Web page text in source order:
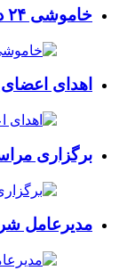
خاموشی ۲۴ دستگاه ماینر فاقد مجوز در لامرد
اهدای
برگزاری
مدیرعامل